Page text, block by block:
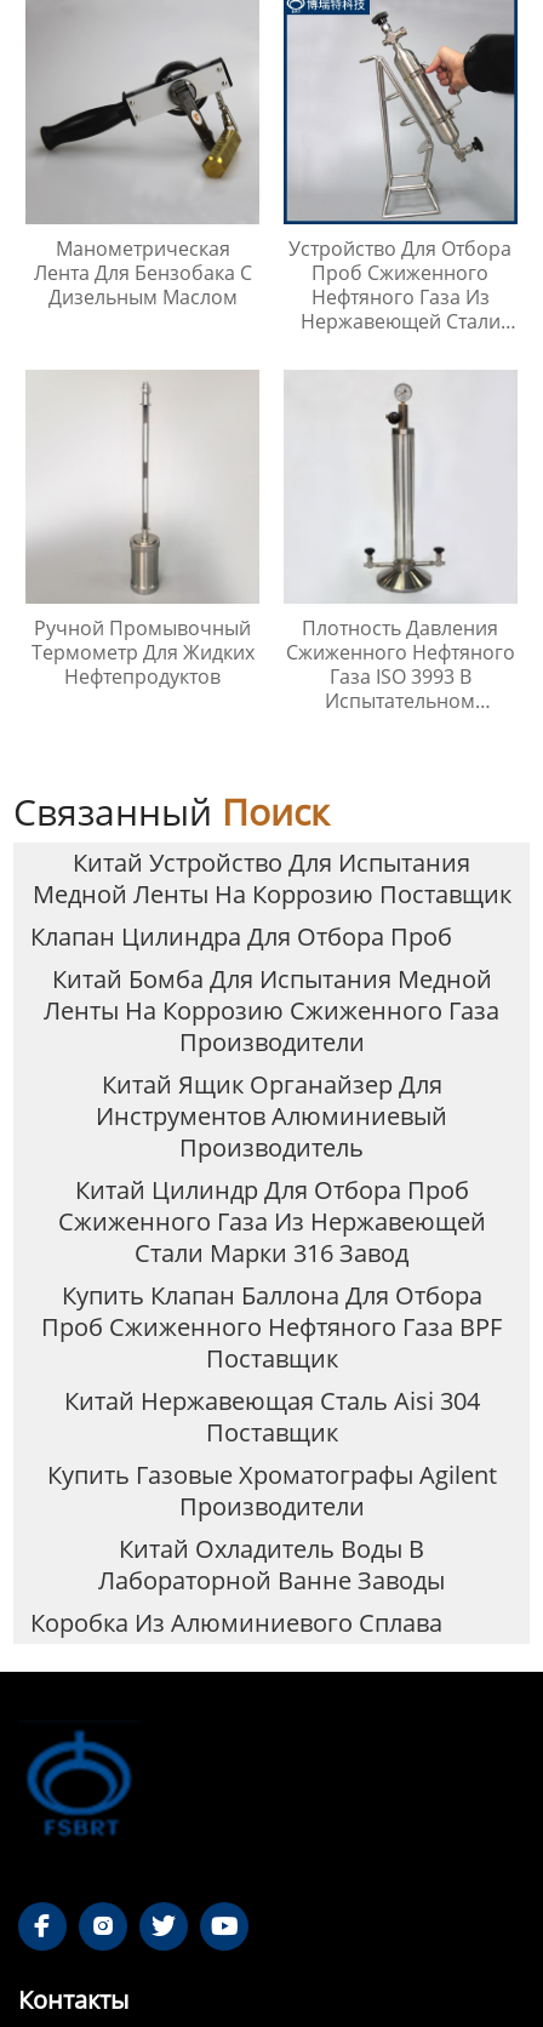
Манометрическая
Лента Для Бензобака С
Дизельным Маслом
Устройство Для Отбора
Проб Сжиженного
Нефтяного Газа Из
Нержавеющей Стали
Ручной Промывочный
Термометр Для Жидких
Нефтепродуктов
Плотность Давления
Сжиженного Нефтяного
Газа ISO 3993 В
Испытательном
Связанный Поиск
Китай Устройство Для Испытания
Медной Ленты На Коррозию Поставщик
Клапан Цилиндра Для Отбора Проб
Китай Бомба Для Испытания Медной
Ленты На Коррозию Сжиженного Газа
Производители
Китай Ящик Органайзер Для
Инструментов Алюминиевый
Производитель
Китай Цилиндр Для Отбора Проб
Сжиженного Газа Из Нержавеющей
Стали Марки 316 Завод
Купить Клапан Баллона Для Отбора
Проб Сжиженного Нефтяного Газа BPF
Поставщик
Китай Нержавеющая Сталь Aisi 304
Поставщик
Купить Газовые Хроматографы Agilent
Производители
Китай Охладитель Воды В
Лабораторной Ванне Заводы
Коробка Из Алюминиевого Сплава
   
Контакты